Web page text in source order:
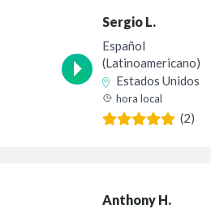
Sergio L.
Español
(Latinoamericano)
Estados Unidos
hora local
(2)
Anthony H.